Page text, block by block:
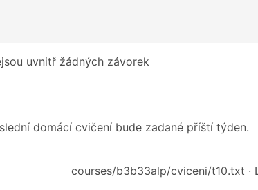
uvnitř žádných závorek
domácí cvičení bude zadané příští týden.
courses/b3b33alp/cviceni/t10.txt ·